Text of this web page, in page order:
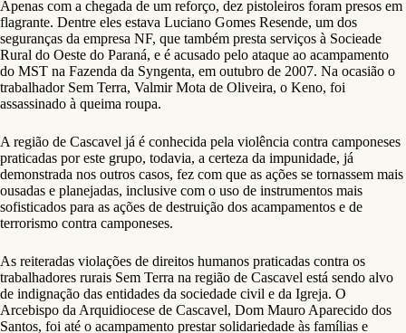
Apenas com a chegada de um reforço, dez pistoleiros foram presos em
flagrante. Dentre eles estava Luciano Gomes Resende, um dos
seguranças da empresa NF, que também presta serviços à Socieade
Rural do Oeste do Paraná, e é acusado pelo ataque ao acampamento
do MST na Fazenda da Syngenta, em outubro de 2007. Na ocasião o
trabalhador Sem Terra, Valmir Mota de Oliveira, o Keno, foi
assassinado à queima roupa.
A região de Cascavel já é conhecida pela violência contra camponeses
praticadas por este grupo, todavia, a certeza da impunidade, já
demonstrada nos outros casos, fez com que as ações se tornassem mais
ousadas e planejadas, inclusive com o uso de instrumentos mais
sofisticados para as ações de destruição dos acampamentos e de
terrorismo contra camponeses.
As reiteradas violações de direitos humanos praticadas contra os
trabalhadores rurais Sem Terra na região de Cascavel está sendo alvo
de indignação das entidades da sociedade civil e da Igreja. O
Arcebispo da Arquidiocese de Cascavel, Dom Mauro Aparecido dos
Santos, foi até o acampamento prestar solidariedade às famílias e